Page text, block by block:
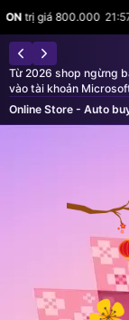
21:57 06/08
Từ 2026 shop ngừng
vào tài khoản
Online Store - Auto